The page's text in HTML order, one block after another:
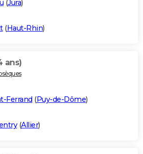
(Jura)
(Haut-Rhin)
ans)
Ferrand (Puy-de-Dôme)
(Allier)